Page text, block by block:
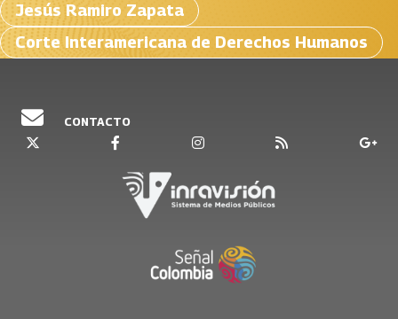
Jesús Ramiro Zapata
Corte Interamericana de Derechos Humanos
CONTACTO